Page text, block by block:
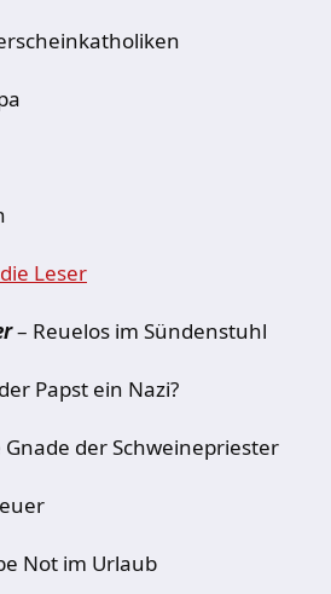
Leser
– Reuelos im Sündenstuhl
Papst ein Nazi?
der Schweinepriester
Not im Urlaub